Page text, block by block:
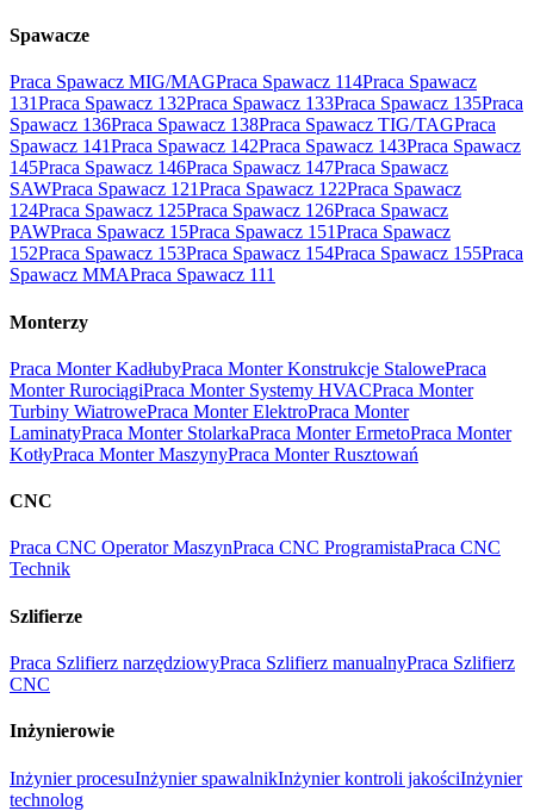
Spawacze
Praca Spawacz MIG/MAGPraca Spawacz 114Praca Spawacz
131Praca Spawacz 132Praca Spawacz 133Praca Spawacz 135Praca
Spawacz 136Praca Spawacz 138Praca Spawacz TIG/TAGPraca
Spawacz 141Praca Spawacz 142Praca Spawacz 143Praca Spawacz
145Praca Spawacz 146Praca Spawacz 147Praca Spawacz
SAWPraca Spawacz 121Praca Spawacz 122Praca Spawacz
124Praca Spawacz 125Praca Spawacz 126Praca Spawacz
PAWPraca Spawacz 15Praca Spawacz 151Praca Spawacz
152Praca Spawacz 153Praca Spawacz 154Praca Spawacz 155Praca
Spawacz MMAPraca Spawacz 111
Monterzy
Praca Monter KadłubyPraca Monter Konstrukcje StalowePraca
Monter RurociągiPraca Monter Systemy HVACPraca Monter
Turbiny WiatrowePraca Monter ElektroPraca Monter
LaminatyPraca Monter StolarkaPraca Monter ErmetoPraca Monter
KotłyPraca Monter MaszynyPraca Monter Rusztowań
CNC
Praca CNC Operator MaszynPraca CNC ProgramistaPraca CNC
Technik
Szlifierze
Praca Szlifierz narzędziowyPraca Szlifierz manualnyPraca Szlifierz
CNC
Inżynierowie
Inżynier procesuInżynier spawalnikInżynier kontroli jakościInżynier
technolog